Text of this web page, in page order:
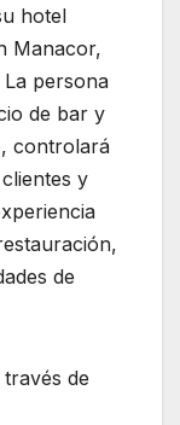
hotel
Manacor,
persona
de bar y
controlará
y
de
de